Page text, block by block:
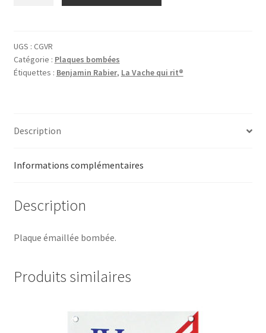
de
gruyère
-
UGS : CGVR
Catégorie : Plaques bombées
Étiquettes : Benjamin Rabier, La Vache qui rit®
Description
Informations complémentaires
Description
Plaque émaillée bombée.
Produits similaires